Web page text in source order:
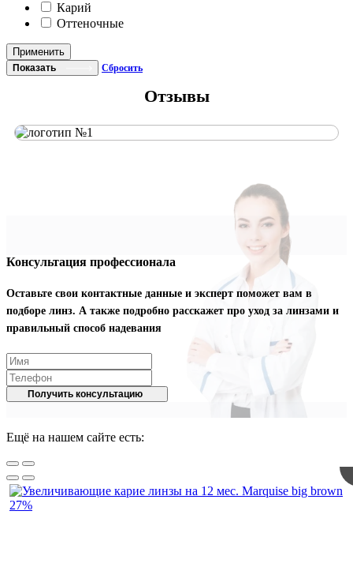
Карий
Оттеночные
Применить
Показать Сбросить
Отзывы
Консультация профессионала
Оставьте свои контактные данные и эксперт поможет вам в
подборе линз. А также подробно расскажет про уход за линзами и
правильный способ надевания
Получить консультацию
Ещё на нашем сайте есть:
27%